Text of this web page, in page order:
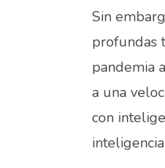
Sin
profundas
pandemia
a una
con